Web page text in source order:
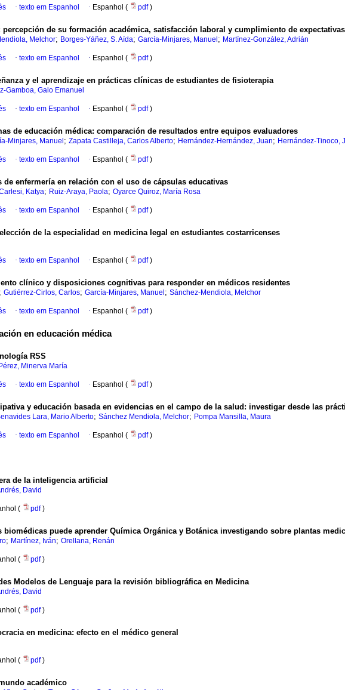
· texto em Espanhol · Espanhol ( pdf)
percepción de su formación académica, satisfacción laboral y cumplimiento de
Melchor; Borges-Yáñez, S. Aída; García-Minjares, Manuel ; Martínez-González, Adrián
· texto em Espanhol · Espanhol ( pdf)
y el aprendizaje en prácticas clínicas de estudiantes de fisioterapia
Gamboa, Galo Emanuel
· texto em Espanhol · Espanhol ( pdf)
de educación médica: comparación de resultados entre equipos evaluadores
Minjares, Manuel ; Zapata Castilleja, Carlos Alberto; Hernández-Hernández, Juan; Hernández-Tinoco,
· texto em Espanhol · Espanhol ( pdf)
de enfermería en relación con el uso de cápsulas educativas
Katya; Ruiz-Araya, Paola; Oyarce Quiroz, María Rosa
· texto em Espanhol · Espanhol ( pdf)
de la especialidad en medicina legal en estudiantes costarricenses
· texto em Espanhol · Espanhol ( pdf)
clínico y disposiciones cognitivas para responder en médicos residentes
; Gutiérrez-Cirlos, Carlos; García-Minjares, Manuel ; Sánchez-Mendiola, Melchor
· texto em Espanhol · Espanhol ( pdf)
en educación médica
RSS
Minerva María
· texto em Espanhol · Espanhol ( pdf)
y educación basada en evidencias en el campo de la salud: investigar desde las
Lara, Mario Alberto; Sánchez Mendiola, Melchor; Pompa Mansilla, Maura
· texto em Espanhol · Espanhol ( pdf)
de la inteligencia artificial
David
( pdf)
biomédicas puede aprender Química Orgánica y Botánica investigando sobre plantas
; Martínez, Iván; Orellana, Renán
( pdf)
Modelos de Lenguaje para la revisión bibliográfica en Medicina
David
( pdf)
en medicina: efecto en el médico general
( pdf)
académico